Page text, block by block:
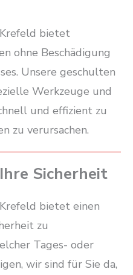
bietet
ohne Beschädigung
Unsere geschulten
Werkzeuge und
und effizient zu
zu verursachen.
Sicherheit
bietet einen
zu
Tages- oder
wir sind für Sie da,